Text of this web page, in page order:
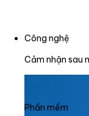
Công nghệ
Cảm nhận sau
Phần mềm